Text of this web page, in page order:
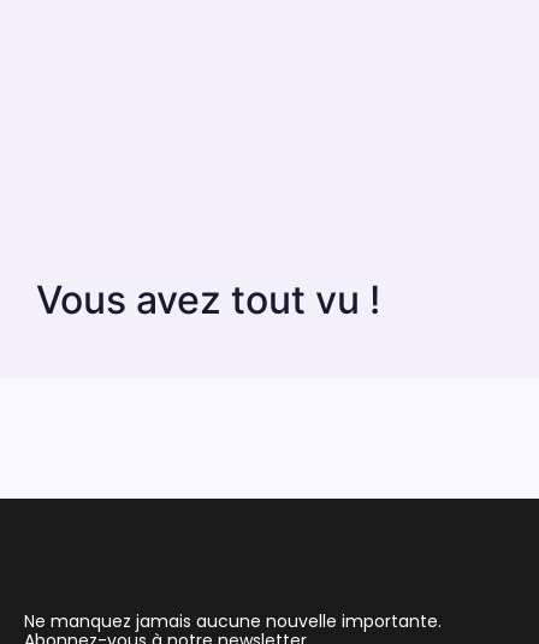
Vous avez tout vu !
Ne manquez jamais aucune nouvelle importante.